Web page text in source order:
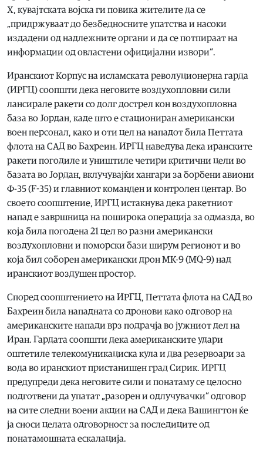
Х, кувајтската војска ги повика жителите да се
„придржуваат до безбедносните упатства и насоки
издадени од надлежните органи и да се потпираат на
информации од овластени официјални извори“.
Иранскиот Корпус на исламската револуционерна гарда
(ИРГЦ) соопшти дека неговите воздухопловни сили
лансирале ракети со долг дострел кон воздухопловна
база во Јордан, каде што е стациониран американски
воен персонал, како и оти цел на нападот била Петтата
флота на САД во Бахреин. ИРГЦ наведува дека иранските
ракети погодиле и уништиле четири критични цели во
базата во Јордан, вклучувајќи хангари за борбени авиони
Ф-35 (F-35) и главниот команден и контролен центар. Во
своето соопштение, ИРГЦ истакнува дека ракетниот
напад е завршница на поширока операција за одмазда, во
која била погодена 21 цел во разни американски
воздухопловни и поморски бази ширум регионот и во
која бил соборен американски дрон МК-9 (MQ-9) над
иранскиот воздушен простор.
Според соопштението на ИРГЦ, Петтата флота на САД во
Бахреин била нападната со дронови како одговор на
американските напади врз подрачја во јужниот дел на
Иран. Гардата соопшти дека американските удари
оштетиле телекомуникациска кула и два резервоари за
вода во иранскиот пристанишен град Сирик. ИРГЦ
предупреди дека неговите сили и понатаму се целосно
подготвени да упатат „разорен и одлучувачки“ одговор
на сите следни воени акции на САД и дека Вашингтон ќе
ја сноси целата одговорност за последиците од
понатамошната ескалација.